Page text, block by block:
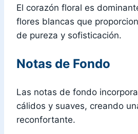
El corazón floral es
flores blancas que
de pureza y sofisticación.
Notas de Fondo
Las notas de fondo
cálidos y suaves, creando
reconfortante.